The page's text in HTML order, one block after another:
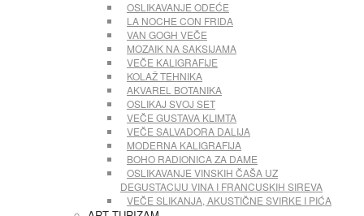
OSLIKAVANJE ODEĆE
LA NOCHE CON FRIDA
VAN GOGH VEČE
MOZAIK NA SAKSIJAMA
VEČE KALIGRAFIJE
KOLAŽ TEHNIKA
AKVAREL BOTANIKA
OSLIKAJ SVOJ SET
VEČE GUSTAVA KLIMTA
VEČE SALVADORA DALIJA
MODERNA KALIGRAFIJA
BOHO RADIONICA ZA DAME
OSLIKAVANJE VINSKIH ČAŠA UZ
DEGUSTACIJU VINA I FRANCUSKIH SIREVA
VEČE SLIKANJA, AKUSTIČNE SVIRKE I PIĆA